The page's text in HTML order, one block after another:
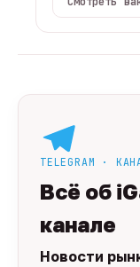
TELEGRAM ·
Всё об
канале
Новости